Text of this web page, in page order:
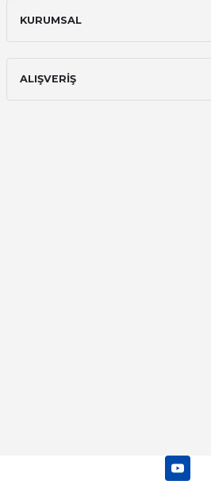
KURUMSAL
ALIŞVERİŞ